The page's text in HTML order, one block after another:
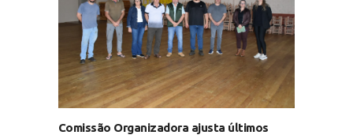
Comissão Organizadora ajusta últimos